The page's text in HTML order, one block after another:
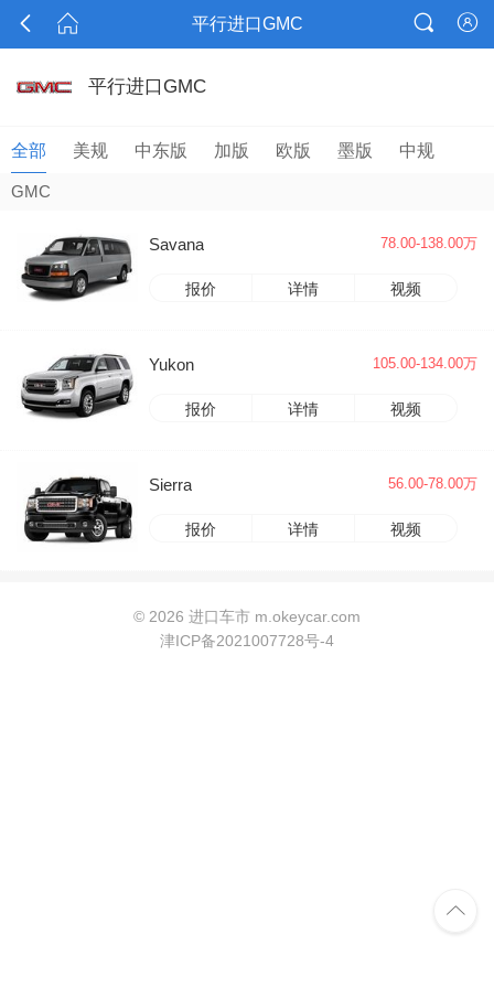
  平行进口GMC 

平行进口GMC
全部 美规 中东版 加版 欧版 墨版 中规
GMC
Savana 78.00-138.00万
报价 详情 视频
Yukon 105.00-134.00万
报价 详情 视频
Sierra 56.00-78.00万
报价 详情 视频
© 2026 进口车市 m.okeycar.com
津ICP备2021007728号-4
